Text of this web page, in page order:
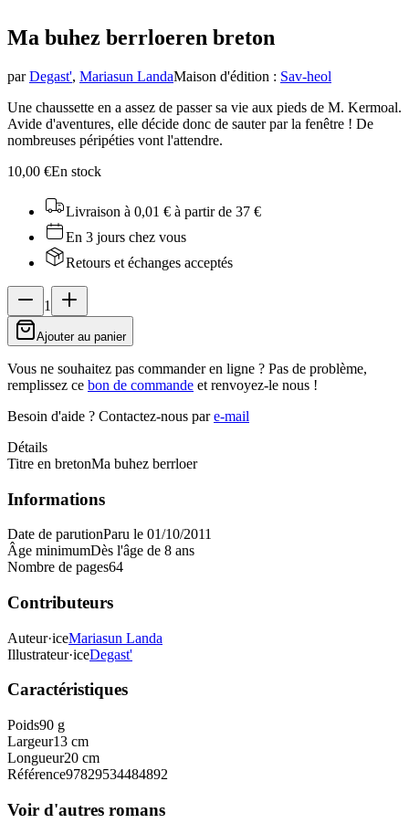
Ma buhez berrloeren breton
par Degast', Mariasun LandaMaison d'édition : Sav-heol
Une chaussette en a assez de passer sa vie aux pieds de M. Kermoal.
Avide d'aventures, elle décide donc de sauter par la fenêtre ! De
nombreuses péripéties vont l'attendre.
10,00 €En stock
Livraison à 0,01 € à partir de 37 €
En 3 jours chez vous
Retours et échanges acceptés
1
Ajouter au panier
Vous ne souhaitez pas commander en ligne ? Pas de problème,
remplissez ce bon de commande et renvoyez-le nous !
Besoin d'aide ? Contactez-nous pare-mail
Détails
Titre en bretonMa buhez berrloer
Informations
Date de parutionParu le 01/10/2011
Âge minimumDès l'âge de 8 ans
Nombre de pages64
Contributeurs
Auteur·iceMariasun Landa
Illustrateur·iceDegast'
Caractéristiques
Poids90 g
Largeur13 cm
Longueur20 cm
Référence97829534484892
Voir d'autres romans